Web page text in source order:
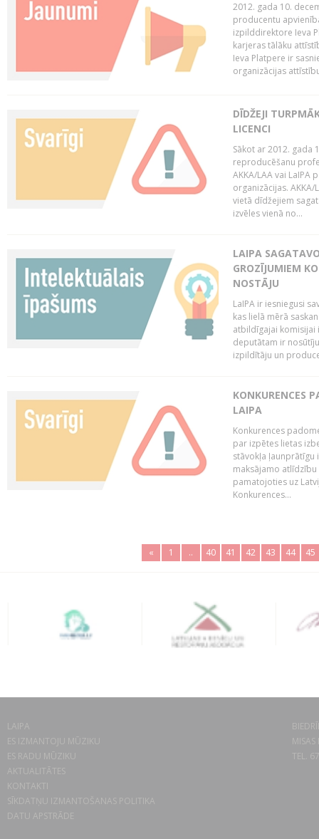
2012. gada 10.
producentu
izpilddirektore Ieva
karjeras tālāku
Ieva Platpere ir
organizācijas
DĪDŽEJI
LICENCI
Sākot ar 2012. gada
reproducēšanu
AKKA/LAA vai LaIPA
organizācijas.
vietā dīdžejiem
izvēles vienā no...
LAIPA
GROZĪJUMIEM
NOSTĀJU
LaIPA ir iesniegusi
kas lielā mērā
atbildīgajai komisijai
deputātam ir
izpildītāju un
KONKURENCES
LAIPA
Konkurences
par izpētes lietas
stāvokļa ļaunprātīgu
maksājamo
pamatojoties uz
Konkurences...
« 1 .. 40 41 42 43 44 45
LAIPA
ES IZMANTOJU MŪZIKU
ES RADU MŪZIKU
AKTUALITĀTES
KONTAKTI
SĪKDATŅU IZMANTOŠANAS POLITIKA
DATU APSTRĀDE
TEL.